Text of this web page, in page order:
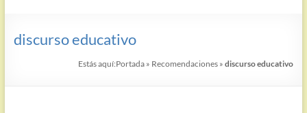
discurso educativo
Estás aquí:Portada » Recomendaciones »discurso educativo